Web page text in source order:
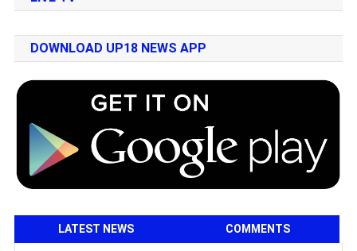
DOWNLOAD UP18 NEWS APP
LATEST NEWS COMMENTS